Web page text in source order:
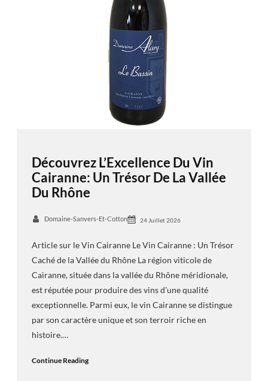
Découvrez L’Excellence Du Vin
Cairanne: Un Trésor De La Vallée
Du Rhône
Domaine-Sanvers-Et-Cotton 24 Juillet 2026
Article sur le Vin Cairanne Le Vin Cairanne : Un Trésor
Caché de la Vallée du Rhône La région viticole de
Cairanne, située dans la vallée du Rhône méridionale,
est réputée pour produire des vins d’une qualité
exceptionnelle. Parmi eux, le vin Cairanne se distingue
par son caractère unique et son terroir riche en
histoire.…
Continue Reading